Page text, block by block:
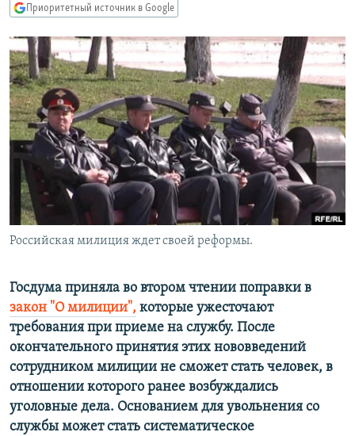
Вернутся
поиску
КАВКАЗ.РЕАЛИИ
СЕВЕР.РЕАЛИИ
СИБИРЬ.РЕАЛИИ
РАСПИСАНИЕ ВЕЩАНИЯ
ПОДПИШИТЕСЬ НА РАССЫЛКУ
СОЦИАЛЬНЫЕ СЕТИ
Все сайты РСЕ/РС
Приоритетный источник в Google
Российская милиция ждет своей реформы.
Госдума приняла во втором чтении поправки в
закон "О милиции", которые ужесточают
требования при приеме на службу. После
окончательного принятия этих нововведений
сотрудником милиции не сможет стать человек, в
отношении которого ранее возбуждались
уголовные дела. Основанием для увольнения со
службы может стать систематическое